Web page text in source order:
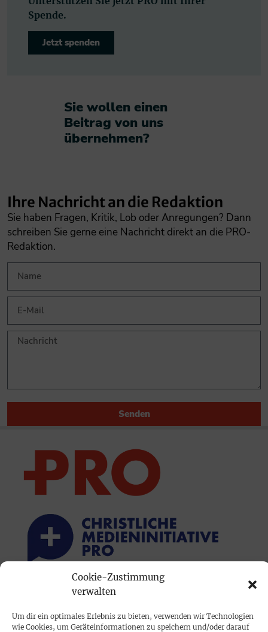
Cookie-Zustimmung
verwalten
Um dir ein optimales Erlebnis zu bieten, verwenden wir Technologien
wie Cookies, um Geräteinformationen zu speichern und/oder darauf
Spende.
Jetzt spenden
Sie wollen einen
Beitrag von uns
übernehmen?​
Ihre Nachricht an die Redaktion
Sie haben Fragen, Kritik, Lob oder Anregungen? Dann
schreiben Sie gerne eine Nachricht direkt an die PRO-
Redaktion.
Senden
PRINTAUSGABE
Mediadaten